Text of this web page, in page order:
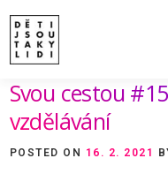
content
ÚVOD O MNĚ
VIDEA A
Svou cestou
vzdělávání
POSTED ON 16. 2. 2021